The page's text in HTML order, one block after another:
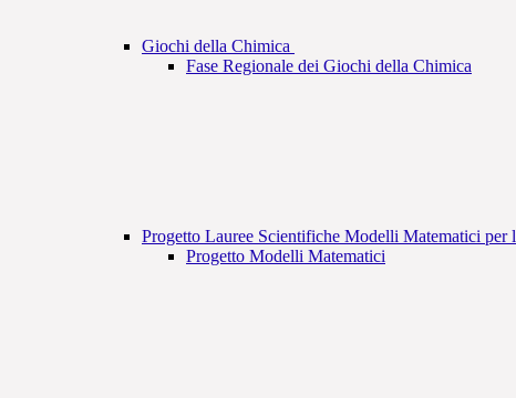
Giochi della Chimica
Fase Regionale dei Giochi della Chimica
Progetto Lauree Scientifiche Modelli Matematici per
Progetto Modelli Matematici